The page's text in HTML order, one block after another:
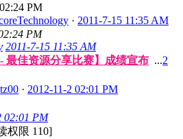
PM
· 2011-7-15 11:35 AM
PM
2011-7-15 11:35 AM
最佳资源分享比赛】成绩宣布 ...2
· 2012-11-2 02:01 PM
02:01 PM
权限 110]